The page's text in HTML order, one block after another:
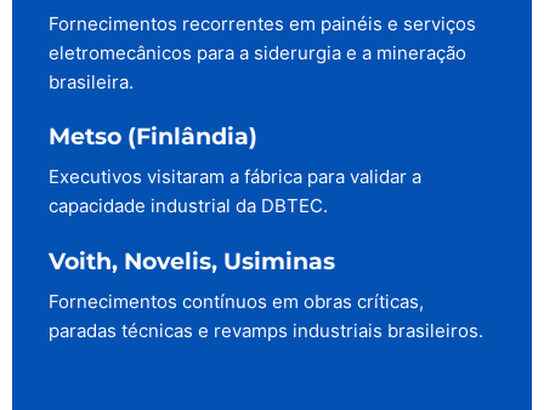
Fornecimentos recorrentes em painéis e serviços
eletromecânicos para a siderurgia e a mineração
brasileira.
Metso (Finlândia)
Executivos visitaram a fábrica para validar a
capacidade industrial da DBTEC.
Voith, Novelis, Usiminas
Fornecimentos contínuos em obras críticas,
paradas técnicas e revamps industriais brasileiros.